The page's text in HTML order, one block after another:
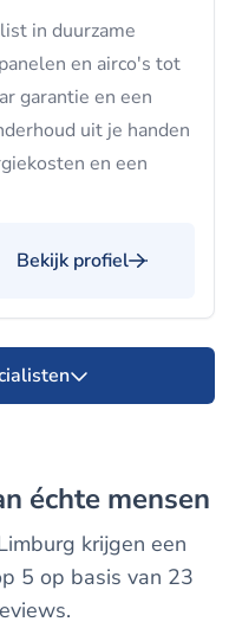
in duurzame
en airco's tot
garantie en een
uit je handen
en een
Bekijk profiel
échte mensen
krijgen een
5 op basis van 23